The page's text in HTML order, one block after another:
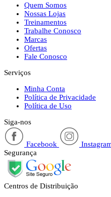
Quem Somos
Nossas Lojas
Treinamentos
Trabalhe Conosco
Marcas
Ofertas
Fale Conosco
Serviços
Minha Conta
Política de Privacidade
Política de Uso
Siga-nos
Facebook
Segurança
Centros de Distribuição